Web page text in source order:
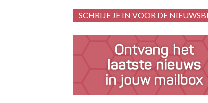
SCHRIJF JE IN VOOR DE